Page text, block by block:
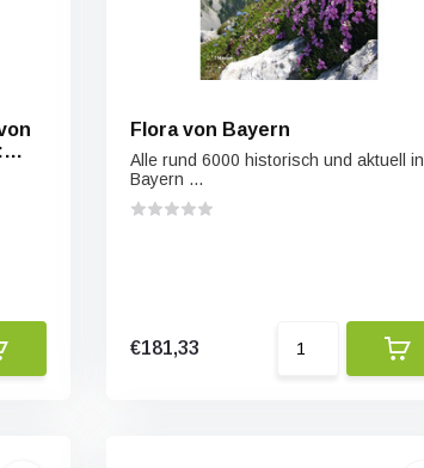
Flora von Bayern
Alle rund 6000 historisch und aktuell in
Bayern ...
€181,33